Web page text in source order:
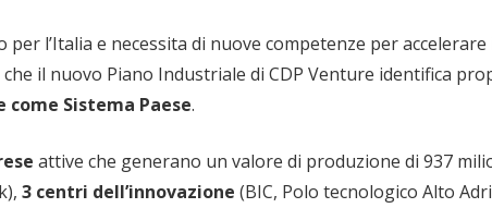
l’Italia e necessita di nuove competenze per
il nuovo Piano Industriale di CDP Venture identifica
Sistema Paese.
attive che generano un valore di produzione di 937
3 centri dell’innovazione (BIC, Polo tecnologico Alto